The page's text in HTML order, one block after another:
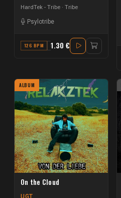
HardTek - Tribe Tribe
Psylotribe
126 BPM B1.30 €
ALBUM
On the Cloud
UGT